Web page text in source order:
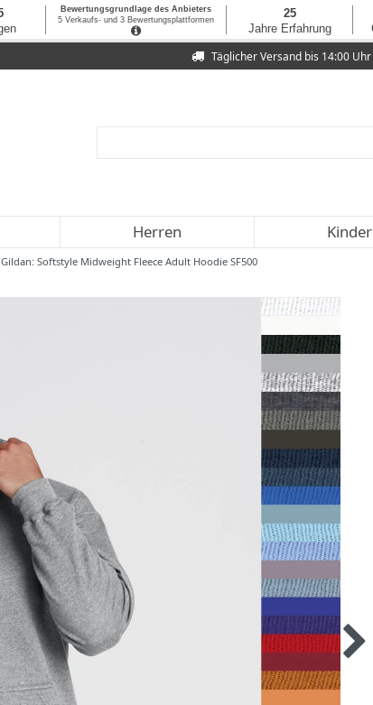
Täglicher Versand bis 14:00 Uhr
Herren Kinder
Gildan: Softstyle Midweight Fleece Adult Hoodie SF500